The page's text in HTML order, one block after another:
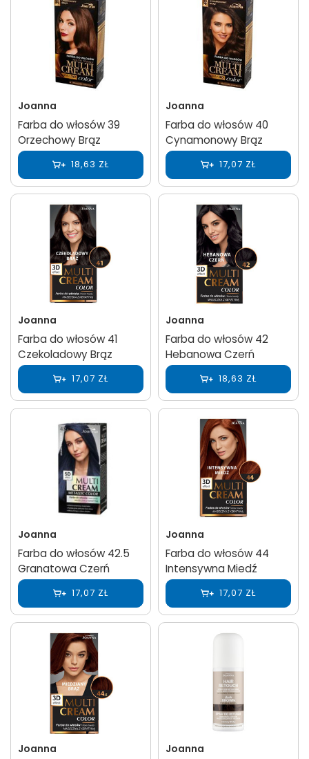
Joanna
Farba do włosów 39
Orzechowy Brąz
18,63 ZŁ
Joanna
Farba do włosów 40
Cynamonowy Brąz
17,07 ZŁ
Joanna
Farba do włosów 41
Czekoladowy Brąz
17,07 ZŁ
Joanna
Farba do włosów 42
Hebanowa Czerń
18,63 ZŁ
Joanna
Farba do włosów 42.5
Granatowa Czerń
17,07 ZŁ
Joanna
Farba do włosów 44
Intensywna Miedź
17,07 ZŁ
Joanna Joanna